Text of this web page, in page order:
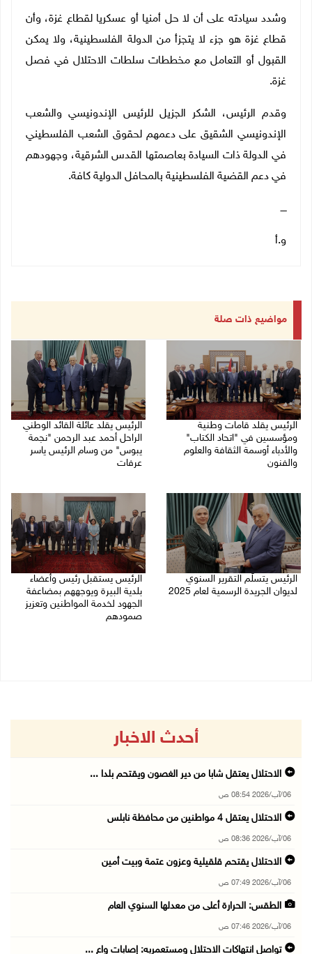
وشدد سيادته على أن لا حل أمنيا أو عسكريا لقطاع غزة، وأن
قطاع غزة هو جزء لا يتجزأ من الدولة الفلسطينية، ولا يمكن
القبول أو التعامل مع مخططات سلطات الاحتلال في فصل
غزة.
وقدم الرئيس، الشكر الجزيل للرئيس الإندونيسي والشعب
الإندونيسي الشقيق على دعمهم لحقوق الشعب الفلسطيني
في الدولة ذات السيادة بعاصمتها القدس الشرقية، وجهودهم
في دعم القضية الفلسطينية بالمحافل الدولية كافة.
ــــ
و.أ
مواضيع ذات صلة
الرئيس يقلد قامات وطنية
ومؤسسين في "اتحاد الكتاب"
والأدباء أوسمة الثقافة والعلوم
والفنون
الرئيس يقلد عائلة القائد الوطني
الراحل أحمد عبد الرحمن "نجمة
يبوس" من وسام الرئيس ياسر
عرفات
الرئيس يتسلّم التقرير السنوي
لديوان الجريدة الرسمية لعام 2025
الرئيس يستقبل رئيس وأعضاء
بلدية البيرة ويوجههم بمضاعفة
الجهود لخدمة المواطنين وتعزيز
صمودهم
أحدث الاخبار
الاحتلال يعتقل شابا من دير الغصون ويقتحم بلدا ...
06/آب/2026 08:54 ص
الاحتلال يعتقل 4 مواطنين من محافظة نابلس
06/آب/2026 08:36 ص
الاحتلال يقتحم قلقيلية وعزون عتمة وبيت أمين
06/آب/2026 07:49 ص
الطقس: الحرارة أعلى من معدلها السنوي العام
06/آب/2026 07:46 ص
تواصل انتهاكات الاحتلال ومستعمريه: إصابات واع ...